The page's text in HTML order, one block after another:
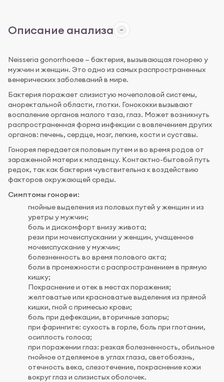
Описание анализа
Neisseria gonorrhoeae — бактерия, вызывающая гонорею у
мужчин и женщин. Это одно из самых распространенных
венерических заболеваний в мире.
Бактерия поражает слизистую мочеполовой системы,
аноректальной области, глотки. Гонококки вызывают
воспаление органов малого таза, глаз. Может возникнуть
распространенная форма инфекции с вовлечением других
органов: печень, сердце, мозг, легкие, кости и суставы.
Гонорея передается половым путем и во время родов от
зараженной матери к младенцу. Контактно-бытовой путь
редок, так как бактерия чувствительна к воздействию
факторов окружающей среды.
Симптомы гонореи:
гнойные выделения из половых путей у женщин и из
уретры у мужчин;
боль и дискомфорт внизу живота;
рези при мочеиспускании у женщин, учащенное
мочеиспускание у мужчин;
болезненность во время полового акта;
боли в промежности с распространением в прямую
кишку;
Покраснение и отек в местах поражения;
желтоватые или красноватые выделения из прямой
кишки, гной с примесью крови;
боль при дефекации, вторичные запоры;
при фарингите: сухость в горле, боль при глотании,
осиплость голоса;
при поражении глаз: резкая болезненность, обильное
гнойное отделяемое в углах глаза, светобоязнь,
отечность века, слезотечение, покраснение кожи
вокруг глаз и слизистых оболочек.